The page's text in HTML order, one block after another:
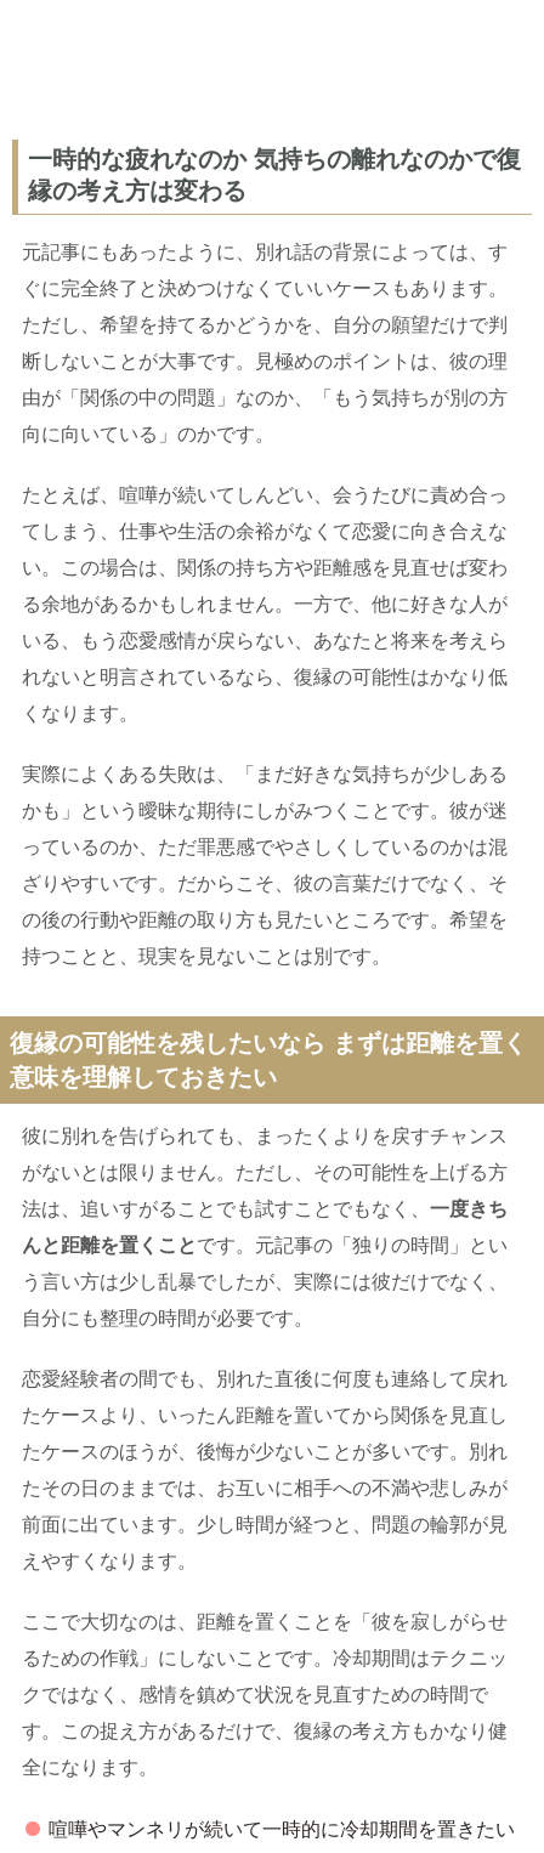
一時的な疲れなのか 気持ちの離れなのかで復
縁の考え方は変わる
元記事にもあったように、別れ話の背景によっては、す
ぐに完全終了と決めつけなくていいケースもあります。
ただし、希望を持てるかどうかを、自分の願望だけで判
断しないことが大事です。見極めのポイントは、彼の理
由が「関係の中の問題」なのか、「もう気持ちが別の方
向に向いている」のかです。
たとえば、喧嘩が続いてしんどい、会うたびに責め合っ
てしまう、仕事や生活の余裕がなくて恋愛に向き合えな
い。この場合は、関係の持ち方や距離感を見直せば変わ
る余地があるかもしれません。一方で、他に好きな人が
いる、もう恋愛感情が戻らない、あなたと将来を考えら
れないと明言されているなら、復縁の可能性はかなり低
くなります。
実際によくある失敗は、「まだ好きな気持ちが少しある
かも」という曖昧な期待にしがみつくことです。彼が迷
っているのか、ただ罪悪感でやさしくしているのかは混
ざりやすいです。だからこそ、彼の言葉だけでなく、そ
の後の行動や距離の取り方も見たいところです。希望を
持つことと、現実を見ないことは別です。
復縁の可能性を残したいなら まずは距離を置く
意味を理解しておきたい
彼に別れを告げられても、まったくよりを戻すチャンス
がないとは限りません。ただし、その可能性を上げる方
法は、追いすがることでも試すことでもなく、 一度きち
んと距離を置くことです。元記事の「独りの時間」とい
う言い方は少し乱暴でしたが、実際には彼だけでなく、
自分にも整理の時間が必要です。
恋愛経験者の間でも、別れた直後に何度も連絡して戻れ
たケースより、いったん距離を置いてから関係を見直し
たケースのほうが、後悔が少ないことが多いです。別れ
たその日のままでは、お互いに相手への不満や悲しみが
前面に出ています。少し時間が経つと、問題の輪郭が見
えやすくなります。
ここで大切なのは、距離を置くことを「彼を寂しがらせ
るための作戦」にしないことです。冷却期間はテクニッ
クではなく、感情を鎮めて状況を見直すための時間で
す。この捉え方があるだけで、復縁の考え方もかなり健
全になります。
喧嘩やマンネリが続いて一時的に冷却期間を置きたい